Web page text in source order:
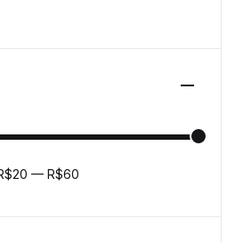
— R$60